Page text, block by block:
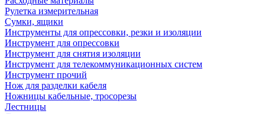
Рулетка измерительная
Сумки, ящики
Инструменты для опрессовки, резки и изоляции
Инструмент для опрессовки
Инструмент для снятия изоляции
Инструмент для телекоммуникационных систем
Инструмент прочий
Нож для разделки кабеля
Ножницы кабельные, тросорезы
Лестницы